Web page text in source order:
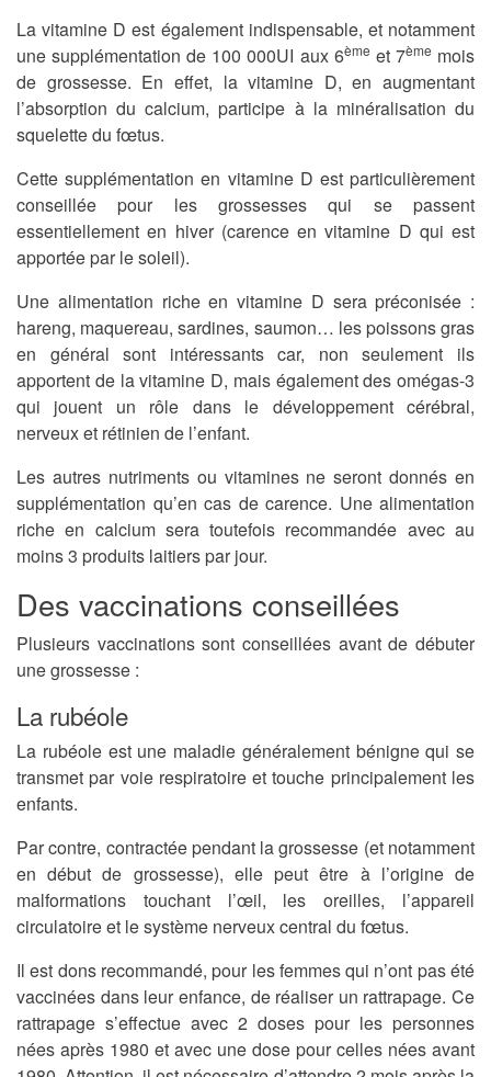
La vitamine D est également indispensable, et notamment
une supplémentation de 100 000UI aux 6ème et 7ème mois
de grossesse. En effet, la vitamine D, en augmentant
l’absorption du calcium, participe à la minéralisation du
squelette du fœtus.
Cette supplémentation en vitamine D est particulièrement
conseillée pour les grossesses qui se passent
essentiellement en hiver (carence en vitamine D qui est
apportée par le soleil).
Une alimentation riche en vitamine D sera préconisée :
hareng, maquereau, sardines, saumon… les poissons gras
en général sont intéressants car, non seulement ils
apportent de la vitamine D, mais également des omégas-3
qui jouent un rôle dans le développement cérébral,
nerveux et rétinien de l’enfant.
Les autres nutriments ou vitamines ne seront donnés en
supplémentation qu’en cas de carence. Une alimentation
riche en calcium sera toutefois recommandée avec au
moins 3 produits laitiers par jour.
Des vaccinations conseillées
Plusieurs vaccinations sont conseillées avant de débuter
une grossesse :
La rubéole
La rubéole est une maladie généralement bénigne qui se
transmet par voie respiratoire et touche principalement les
enfants.
Par contre, contractée pendant la grossesse (et notamment
en début de grossesse), elle peut être à l’origine de
malformations touchant l’œil, les oreilles, l’appareil
circulatoire et le système nerveux central du fœtus.
Il est dons recommandé, pour les femmes qui n’ont pas été
vaccinées dans leur enfance, de réaliser un rattrapage. Ce
rattrapage s’effectue avec 2 doses pour les personnes
nées après 1980 et avec une dose pour celles nées avant